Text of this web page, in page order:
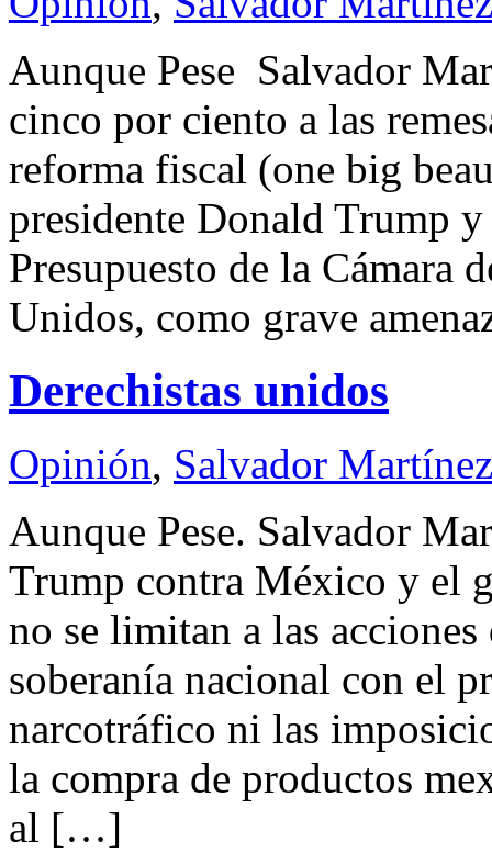
Aunque Pese Salvador
cinco por ciento a las
reforma fiscal (one big
presidente Donald Trump
Presupuesto de la Cámara
Unidos, como grave
Derechistas unidos
Opinión, Salvador
Aunque Pese. Salvador
Trump contra México y el
no se limitan a las
soberanía nacional con el
narcotráfico ni las
la compra de productos
al […]